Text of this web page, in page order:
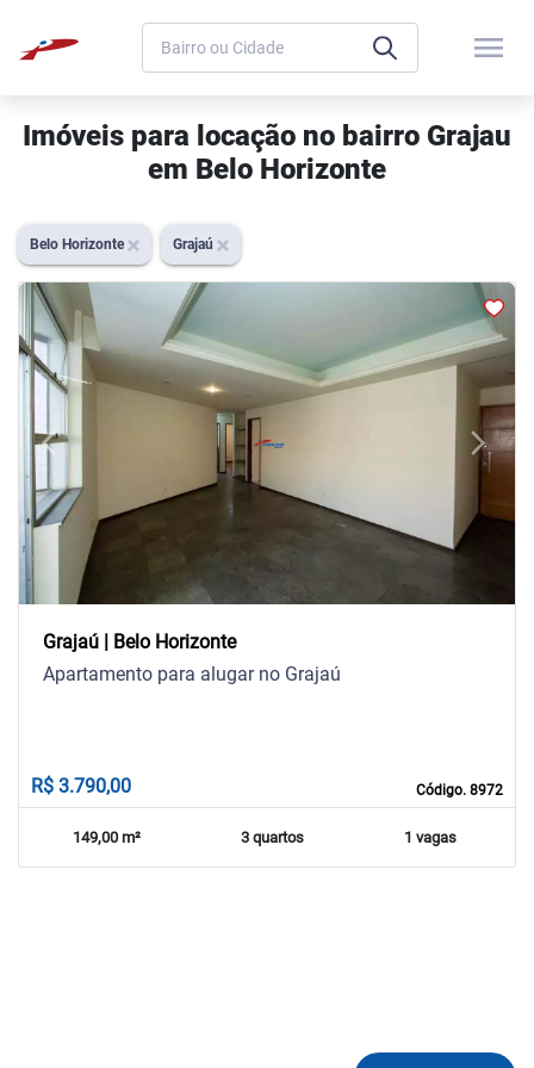
menu
Imóveis para locação no bairro Grajau
em Belo Horizonte
Belo Horizonte Grajaú
arrow_back_ios arrow_forward_ios
Next
Grajaú | Belo Horizonte
Código. 8972
Apartamento para alugar no Grajaú
R$ 3.790,00
149,00 m² 3 quartos 1 vagas